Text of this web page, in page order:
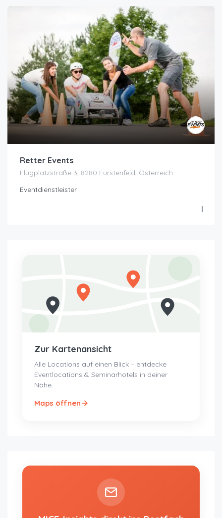
Retter Events
Flugplatzstraße 3, 8280 Fürstenfeld, Österreich
Eventdienstleister
Zur Kartenansicht
Alle Locations auf einen Blick – entdecke
Eventlocations & Seminarhotels in deiner
Nähe.
Maps öffnen